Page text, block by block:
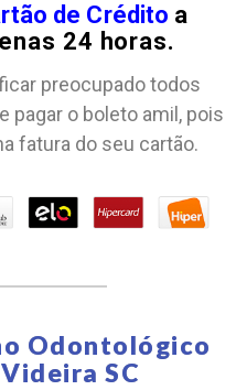
de Crédito a
24 horas.
preocupado todos
pagar o boleto amil, pois
fatura do seu cartão.
Odontológico
SC